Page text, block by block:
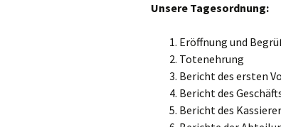
Abteilung Turnen
Abteilung Lauftreff
Vorstand
TuS Benefits
Unsere Tagesordnung:
Eröffnung und
Totenehrung
Bericht des ersten
Bericht des
Bericht des